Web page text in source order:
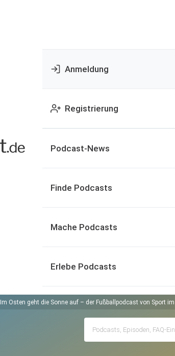
Anmeldung
Registrierung
Podcast-News
Finde Podcasts
Mache Podcasts
Erlebe Podcasts
Im Osten geht die Sonne auf – der Fußballpodcast von Sport